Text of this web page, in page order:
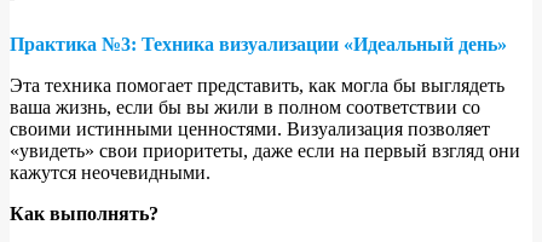
Практика №3: Техника визуализации «Идеальный день»
Эта техника помогает представить, как могла бы выглядеть
ваша жизнь, если бы вы жили в полном соответствии со
своими истинными ценностями. Визуализация позволяет
«увидеть» свои приоритеты, даже если на первый взгляд они
кажутся неочевидными.
Как выполнять?